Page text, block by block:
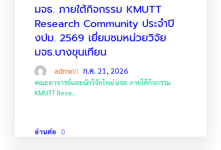
มจธ. ภายใต้กิจกรรม KMUTT
Research Community ประจำปี
งปม. 2569 เยี่ยมชมหน่วยวิจัย
มจธ.บางขุนเทียน
admin ก.ค. 21, 2026
คณะอาจารย์และนักวิจัยใหม่ มจธ. ภายใต้กิจกรรม
KMUTT Rese…
อ่านต่อ